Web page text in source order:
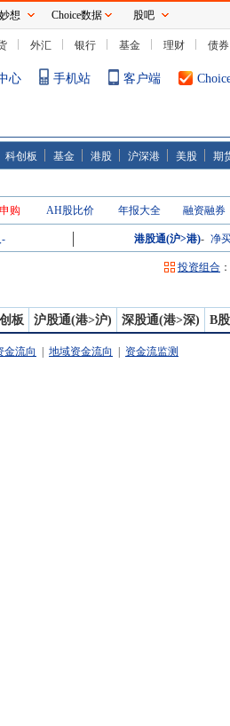
外汇 银行 基金 理财 债券
心 手机站 客户端
科创板 基金 港股 沪深港 美股 期
购 AH股比价 年报大全 融资融券
- 港股通(沪>港)- 净
投资组合 ：
板 沪股通(港>沪) 深股通(港>深) B股
金流向 地域资金流向 资金流监测
妙想 Choice数据 股吧